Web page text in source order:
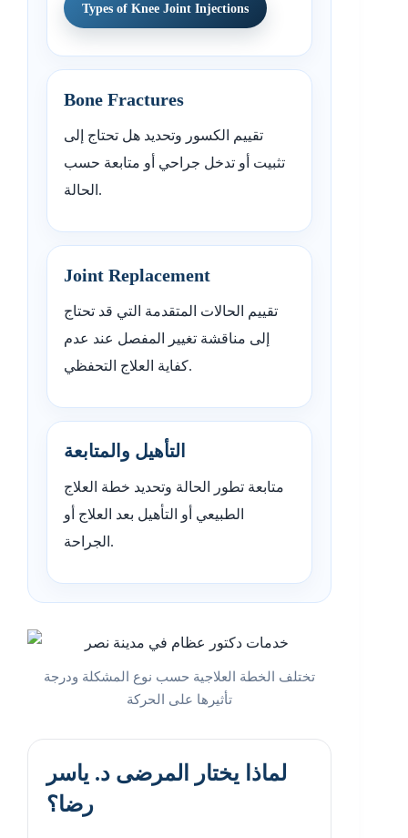
Types of Knee Joint Injections
Bone Fractures
تقييم الكسور وتحديد هل تحتاج إلى
تثبيت أو تدخل جراحي أو متابعة حسب
الحالة.
Joint Replacement
تقييم الحالات المتقدمة التي قد تحتاج
إلى مناقشة تغيير المفصل عند عدم
كفاية العلاج التحفظي.
التأهيل والمتابعة
متابعة تطور الحالة وتحديد خطة العلاج
الطبيعي أو التأهيل بعد العلاج أو
الجراحة.
تختلف الخطة العلاجية حسب نوع المشكلة ودرجة
تأثيرها على الحركة
لماذا يختار المرضى د. ياسر
رضا؟